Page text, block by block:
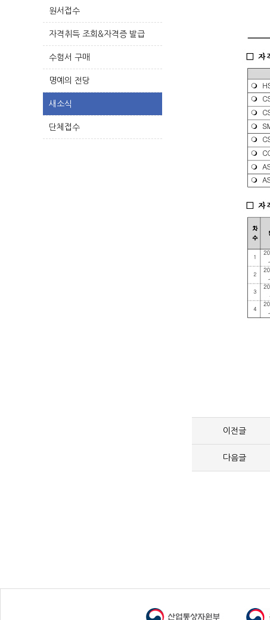
원서접수
자격취득 조회&자격증 발급
수험서 구매
명예의 전당
새소식
단체접수
이전글
다음글